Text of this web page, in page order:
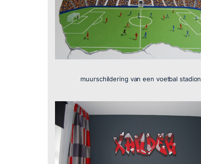
muurschildering van een voetbal stadion